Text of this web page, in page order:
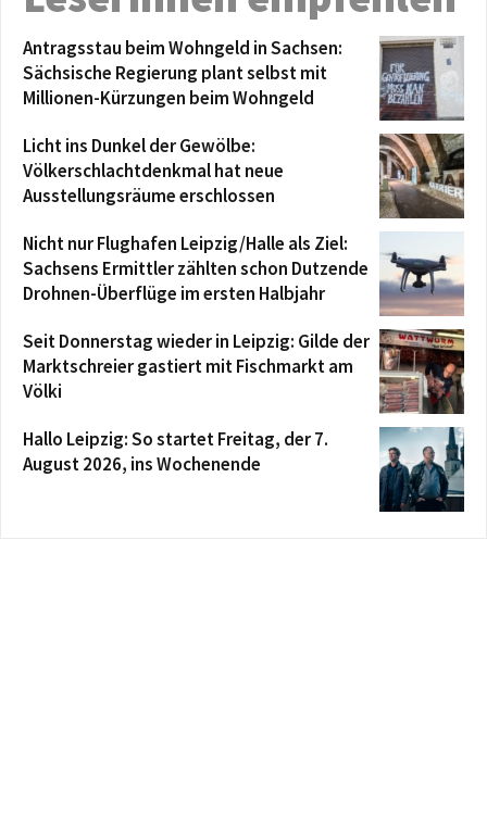
Antragsstau beim Wohngeld in Sachsen:
Sächsische Regierung plant selbst mit
Millionen-Kürzungen beim Wohngeld
Licht ins Dunkel der Gewölbe:
Völkerschlachtdenkmal hat neue
Ausstellungsräume erschlossen
Nicht nur Flughafen Leipzig/Halle als Ziel:
Sachsens Ermittler zählten schon Dutzende
Drohnen-Überflüge im ersten Halbjahr
Seit Donnerstag wieder in Leipzig: Gilde der
Marktschreier gastiert mit Fischmarkt am
Völki
Hallo Leipzig: So startet Freitag, der 7.
August 2026, ins Wochenende